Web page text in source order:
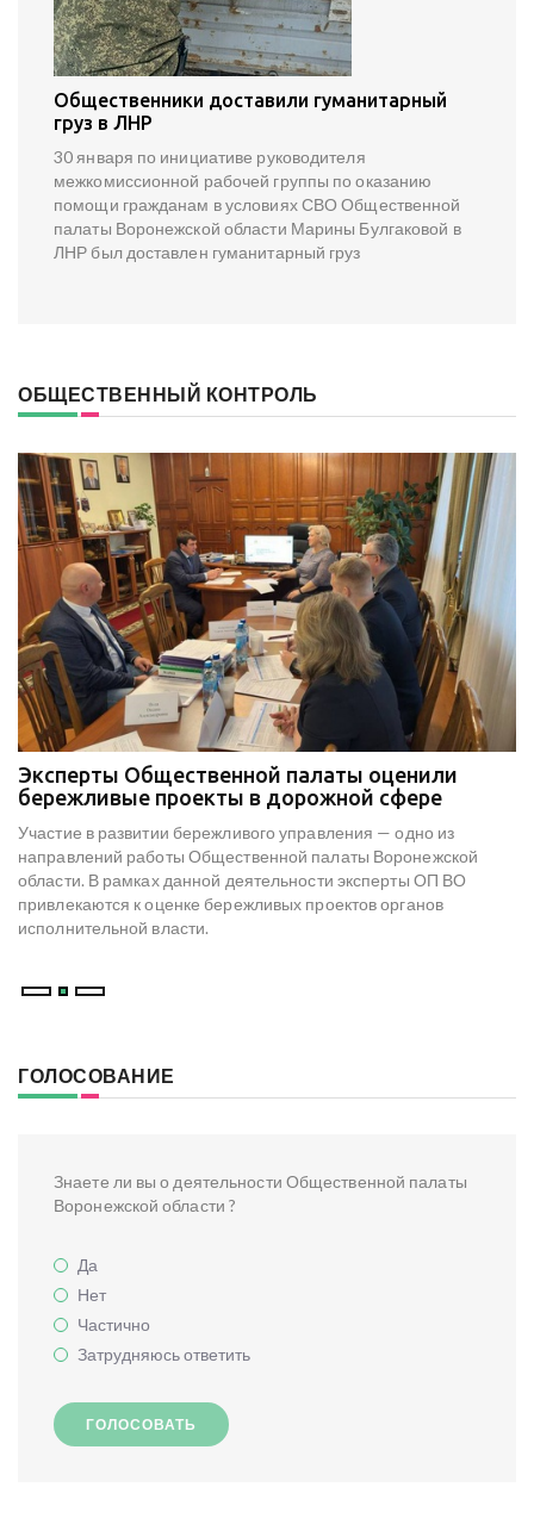
Общественники доставили гуманитарный
груз в ЛНР
30 января по инициативе руководителя
межкомиссионной рабочей группы по оказанию
помощи гражданам в условиях СВО Общественной
палаты Воронежской области Марины Булгаковой в
ЛНР был доставлен гуманитарный груз
ОБЩЕСТВЕННЫЙ КОНТРОЛЬ
Эксперты Общественной палаты оценили
бережливые проекты в дорожной сфере
Участие в развитии бережливого управления — одно из
направлений работы Общественной палаты Воронежской
области. В рамках данной деятельности эксперты ОП ВО
привлекаются к оценке бережливых проектов органов
исполнительной власти.
ГОЛОСОВАНИЕ
Знаете ли вы о деятельности Общественной палаты
Воронежской области ?
Да
Нет
Частично
Затрудняюсь ответить
ГОЛОСОВАТЬ